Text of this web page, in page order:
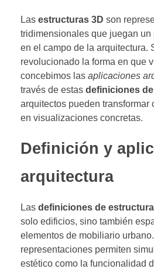
Las estructuras 3D son
tridimensionales que juegan un
en el campo de la arquitectura.
revolucionado la forma en que
concebimos las aplicaciones
través de estas definiciones
arquitectos pueden transformar
en visualizaciones concretas.
Definición y
arquitectura
Las definiciones de
solo edificios, sino también
elementos de mobiliario
representaciones permiten
estético como la funcionalidad